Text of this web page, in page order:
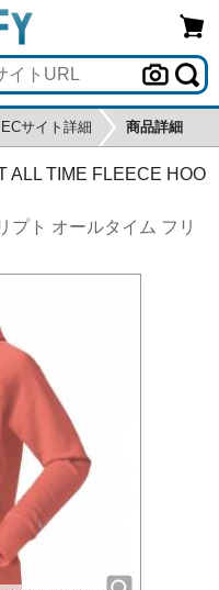
ECサイト詳細 商品詳細
ALL TIME FLEECE HOO
プト オールタイム フリ